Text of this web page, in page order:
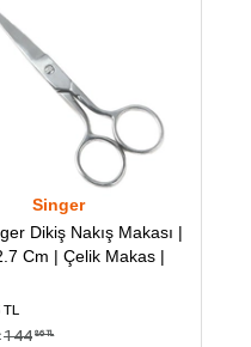
Singer
Dikiş Nakış Makası |
Cm | Çelik Makas |
144 86 TL